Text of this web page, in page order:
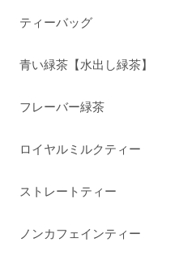
ティーバッグ
青い緑茶【水出し緑茶】
フレーバー緑茶
ロイヤルミルクティー
ストレートティー
ノンカフェインティー